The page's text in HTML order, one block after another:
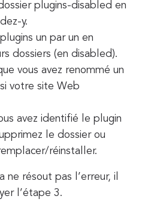
plugins-disabled en
y.
un par un en
dossiers (en disabled).
vous avez renommé un
votre site Web
avez identifié le plugin
le dossier ou
réinstaller.
ne résout pas l’erreur, il
l’étape 3.